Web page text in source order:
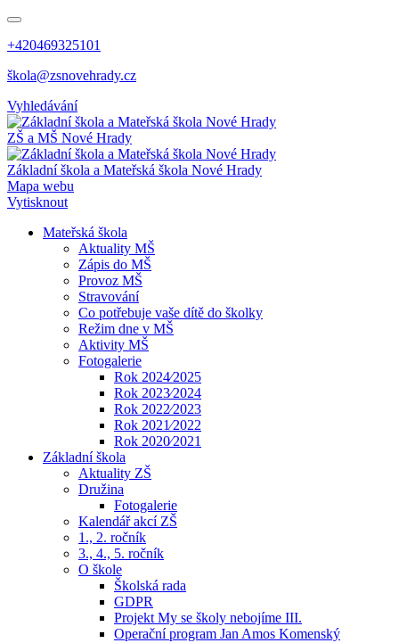
+420469325101
škola@zsnovehrady.cz
Vyhledávání
ZŠ a MŠ Nové Hrady
Základní škola a Mateřská škola Nové Hrady
Mapa webu
Vytisknout
Mateřská škola
Aktuality MŠ
Zápis do MŠ
Provoz MŠ
Stravování
Co potřebuje vaše dítě do školky
Režim dne v MŠ
Aktivity MŠ
Fotogalerie
Rok 2024⁄2025
Rok 2023⁄2024
Rok 2022⁄2023
Rok 2021⁄2022
Rok 2020⁄2021
Základní škola
Aktuality ZŠ
Družina
Fotogalerie
Kalendář akcí ZŠ
1., 2. ročník
3., 4., 5. ročník
O škole
Školská rada
GDPR
Projekt My se školy nebojíme III.
Operační program Jan Amos Komenský